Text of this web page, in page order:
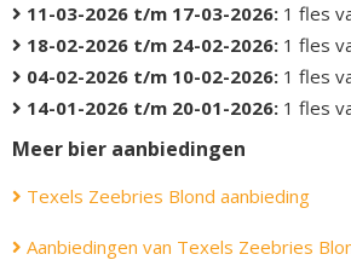
11-03-2026 t/m 17-03-2026: 1 fles
18-02-2026 t/m 24-02-2026: 1 fles
04-02-2026 t/m 10-02-2026: 1 fles
14-01-2026 t/m 20-01-2026: 1 fles
Meer bier aanbiedingen
Texels Zeebries Blond aanbieding
Aanbiedingen van Texels Zeebries